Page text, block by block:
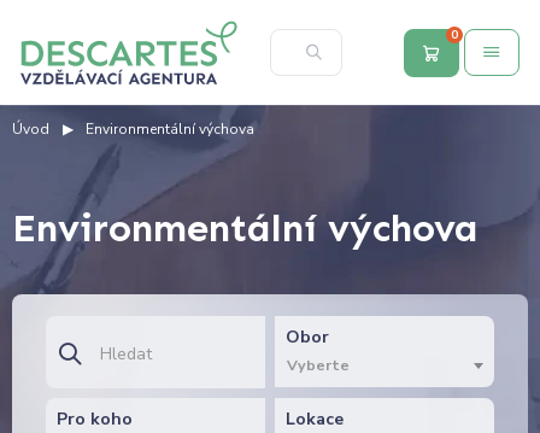
0
Úvod Environmentální výchova
Environmentální výchova
Obor
Vyberte
Pro koho Lokace